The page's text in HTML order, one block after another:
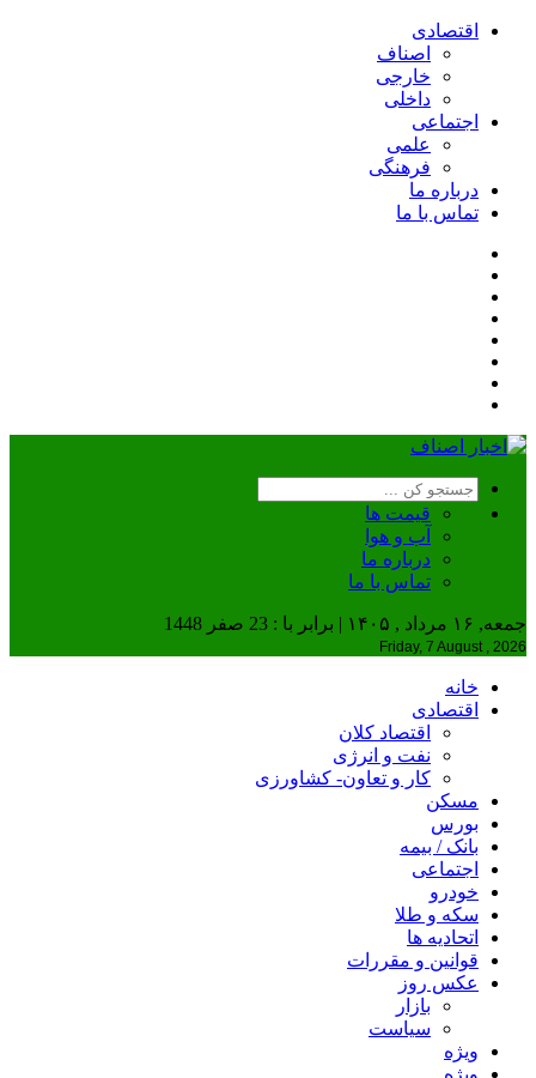
اقتصادی
اصناف
خارجی
داخلی
اجتماعی
علمی
فرهنگی
درباره ما
تماس با ما
قیمت ها
آب و هوا
درباره ما
تماس با ما
جمعه, ۱۶ مرداد , ۱۴۰۵ | برابر با : 23 صفر 1448
Friday, 7 August , 2026
خانه
اقتصادی
اقتصاد کلان
نفت و انرژی
کار و تعاون- کشاورزی
مسکن
بورس
بانک / بیمه
اجتماعی
خودرو
سکه و طلا
اتحادیه ها
قوانین و مقررات
عکس روز
بازار
سیاست
ویژه
ویژه